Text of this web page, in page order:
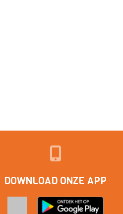
DOWNLOAD ONZE APP